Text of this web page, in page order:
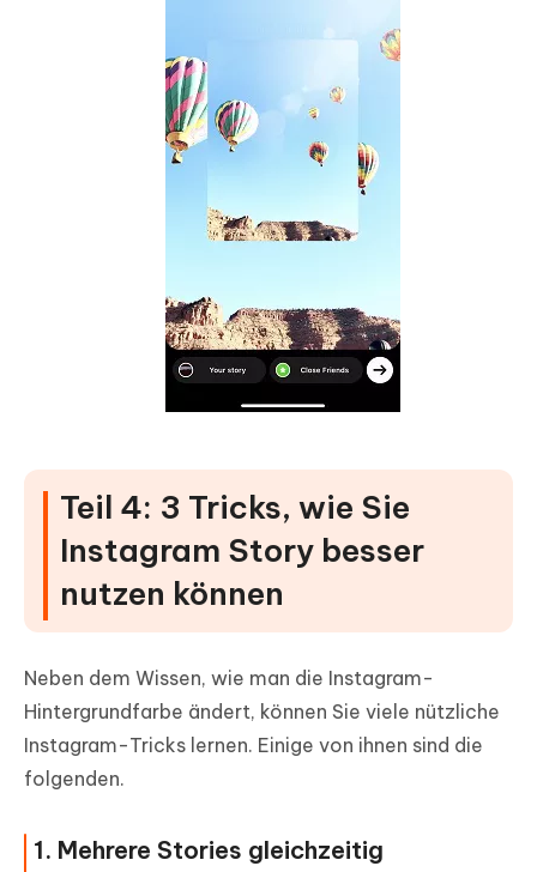
Teil 4: 3 Tricks, wie Sie
Instagram Story besser
nutzen können
Neben dem Wissen, wie man die Instagram-
Hintergrundfarbe ändert, können Sie viele nützliche
Instagram-Tricks lernen. Einige von ihnen sind die
folgenden.
1. Mehrere Stories gleichzeitig